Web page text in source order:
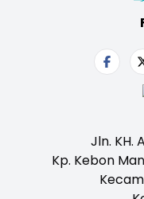
Jln. KH.
Kp. Kebon